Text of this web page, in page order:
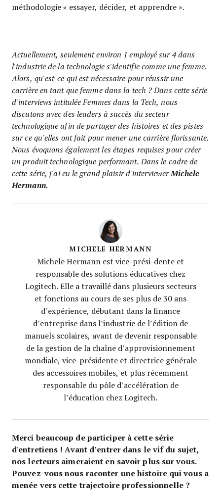
méthodologie « essayer, décider, et apprendre ».
Actuellement, seulement environ 1 employé sur 4 dans
l'industrie de la technologie s'identifie comme une femme.
Alors, qu'est-ce qui est nécessaire pour réussir une
carrière en tant que femme dans la tech ? Dans cette série
d'interviews intitulée Femmes dans la Tech, nous
discutons avec des leaders à succès du secteur
technologique afin de partager des histoires et des pistes
sur ce qu'elles ont fait pour mener une carrière florissante.
Nous évoquons également les étapes requises pour créer
un produit technologique performant. Dans le cadre de
cette série, j'ai eu le grand plaisir d'interviewerMichele
Hermann.
MICHELE HERMANN
Michele Hermann est vice-prési-dente et
responsable des solutions éducatives chez
Logitech. Elle a travaillé dans plusieurs secteurs
et fonctions au cours de ses plus de 30 ans
d’expérience, débutant dans la finance
d’entreprise dans l’industrie de l’édition de
manuels scolaires, avant de devenir responsable
de la gestion de la chaîne d’approvisionnement
mondiale, vice-présidente et directrice générale
des accessoires mobiles, et plus récemment
responsable du pôle d’accélération de
l’éducation chez Logitech.
Merci beaucoup de participer à cette série
d'entretiens ! Avant d’entrer dans le vif du sujet,
nos lecteurs aimeraient en savoir plus sur vous.
Pouvez-vous nous raconter une histoire qui vous a
menée vers cette trajectoire professionnelle ?